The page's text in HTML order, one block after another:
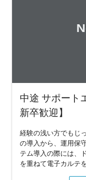
中途 サポート
新卒歓迎】
経験の浅い方でもじ
の導入から、運用保
テム導入の際には、
を重ねて電子カルテ